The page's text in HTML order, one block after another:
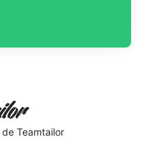
de Teamtailor